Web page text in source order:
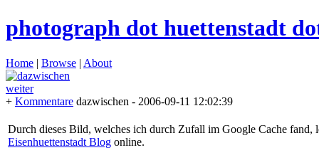
photograph dot huettenstadt
Home | Browse | About
weiter
+ Kommentare dazwischen - 2006-09-11 12:02:39
Durch dieses Bild, welches ich durch Zufall im Google Cache fand,
Eisenhuettenstadt Blog online.